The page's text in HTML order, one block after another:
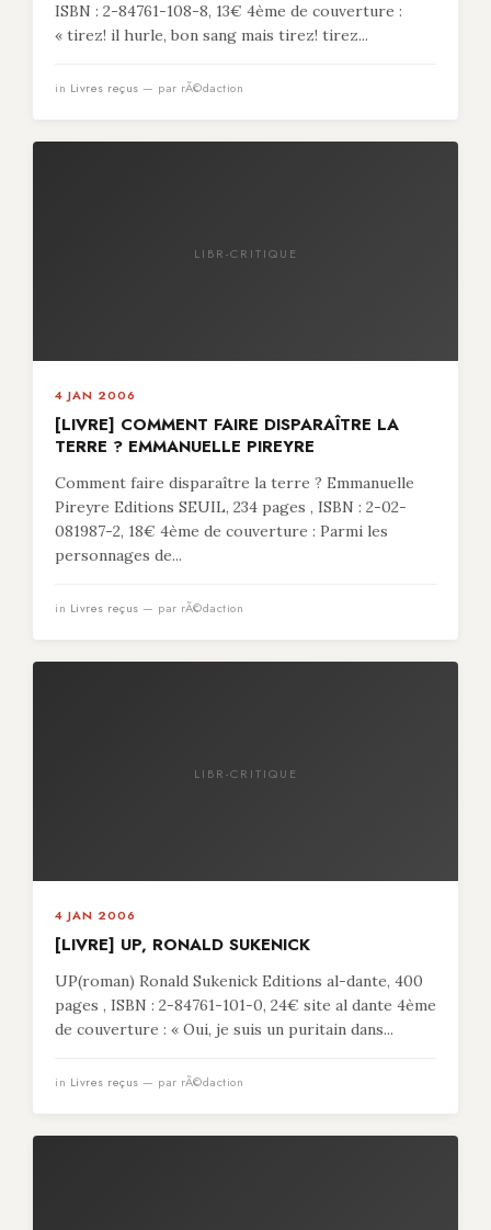
ISBN : 2-84761-108-8, 13€ 4ème de couverture :
« tirez! il hurle, bon sang mais tirez! tirez...
in Livres reçus — par rÃ©daction
LIBR-CRITIQUE
4 JAN 2006
[LIVRE] COMMENT FAIRE DISPARAÎTRE LA
TERRE ? EMMANUELLE PIREYRE
Comment faire disparaître la terre ? Emmanuelle
Pireyre Editions SEUIL, 234 pages , ISBN : 2-02-
081987-2, 18€ 4ème de couverture : Parmi les
personnages de...
in Livres reçus — par rÃ©daction
LIBR-CRITIQUE
4 JAN 2006
[LIVRE] UP, RONALD SUKENICK
UP(roman) Ronald Sukenick Editions al-dante, 400
pages , ISBN : 2-84761-101-0, 24€ site al dante 4ème
de couverture : « Oui, je suis un puritain dans...
in Livres reçus — par rÃ©daction